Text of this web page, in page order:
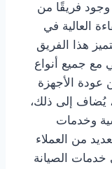
وجود فريقًا من
العالية في
هذا الفريق
مع جميع أنواع
عودة الأجهزة
يُضاف إلى ذلك،
وخدمات
من العملاء
خدمات الصيانة